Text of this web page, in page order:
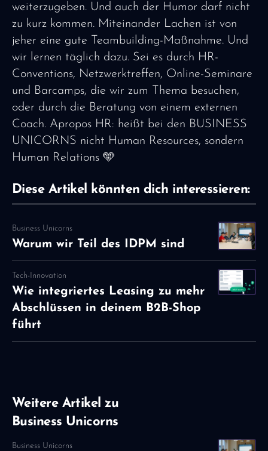
weiterzugeben. Und auch der Humor darf nicht
zu kurz kommen. Miteinander Lachen ist von
jeher eine gute Teambuilding-Maßnahme. Und
wir lernen täglich dazu. Sei es durch HR-
Conventions, Netzwerktreffen, Online-Seminare
und Barcamps, die wir zum Thema besuchen,
oder durch die Beratung von einem externen
Coach. Apropos HR: heißt bei den BUSINESS
UNICORNS nicht Human Resources, sondern
Human Relations 🩵
Diese Artikel könnten dich interessieren:
Business Unicorns
Warum wir Teil des IDPM sind
Tech-Innovation
Wie integriertes Leasing zu mehr
Abschlüssen in deinem B2B-Shop
führt
Weitere Artikel zu
Business Unicorns
Business Unicorns